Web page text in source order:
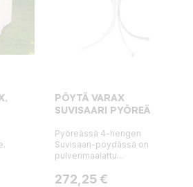
PÖYTÄ VARAX
SUVISAARI PYÖREÄ
Pyöreässä 4-hengen
Suvisaari-pöydässä on
pulverimaalattu...
Hinta
272,25 €